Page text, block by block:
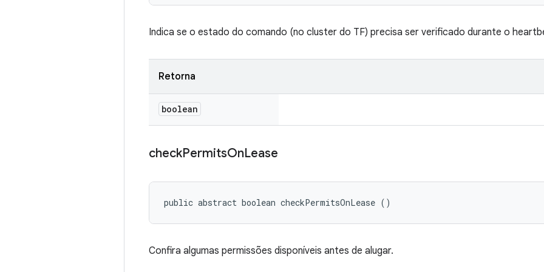
Indica se o estado do comando (no cluster do TF) precisa ser verificado durante o
Retorna
boolean
checkPermitsOnLease
public abstract boolean checkPermitsOnLease ()
Confira algumas permissões disponíveis antes de alugar.